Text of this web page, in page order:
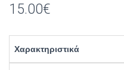
15.00€
Χαρακτηριστικά